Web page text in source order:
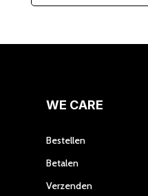
WE CARE
Bestellen
Betalen
Verzenden